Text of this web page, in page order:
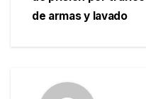
de armas y lavado